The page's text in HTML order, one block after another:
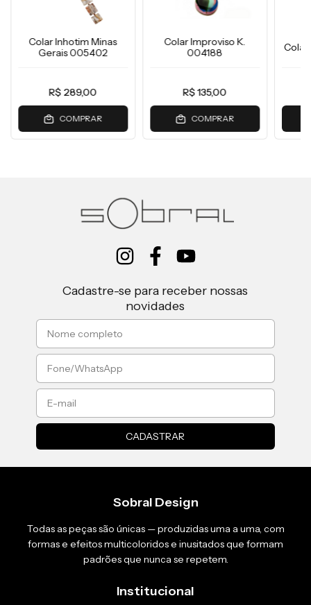
Colar Inhotim Minas
Gerais 005402
R$ 289,00
COMPRAR
Colar Improviso K.
004188
R$ 135,00
COMPRAR
Cadastre-se para receber nossas
novidades
Sobral Design
Todas as peças são únicas — produzidas uma a uma, com
formas e efeitos multicoloridos e inusitados que formam
padrões que nunca se repetem.
Institucional